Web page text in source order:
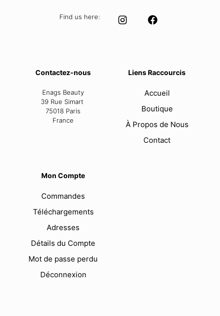
Find us here:
Contactez-nous
Enags Beauty
39 Rue Simart
75018 Paris
France
Liens Raccourcis
Accueil
Boutique
À Propos de Nous
Contact
Mon Compte
Commandes
Téléchargements
Adresses
Détails du Compte
Mot de passe perdu
Déconnexion